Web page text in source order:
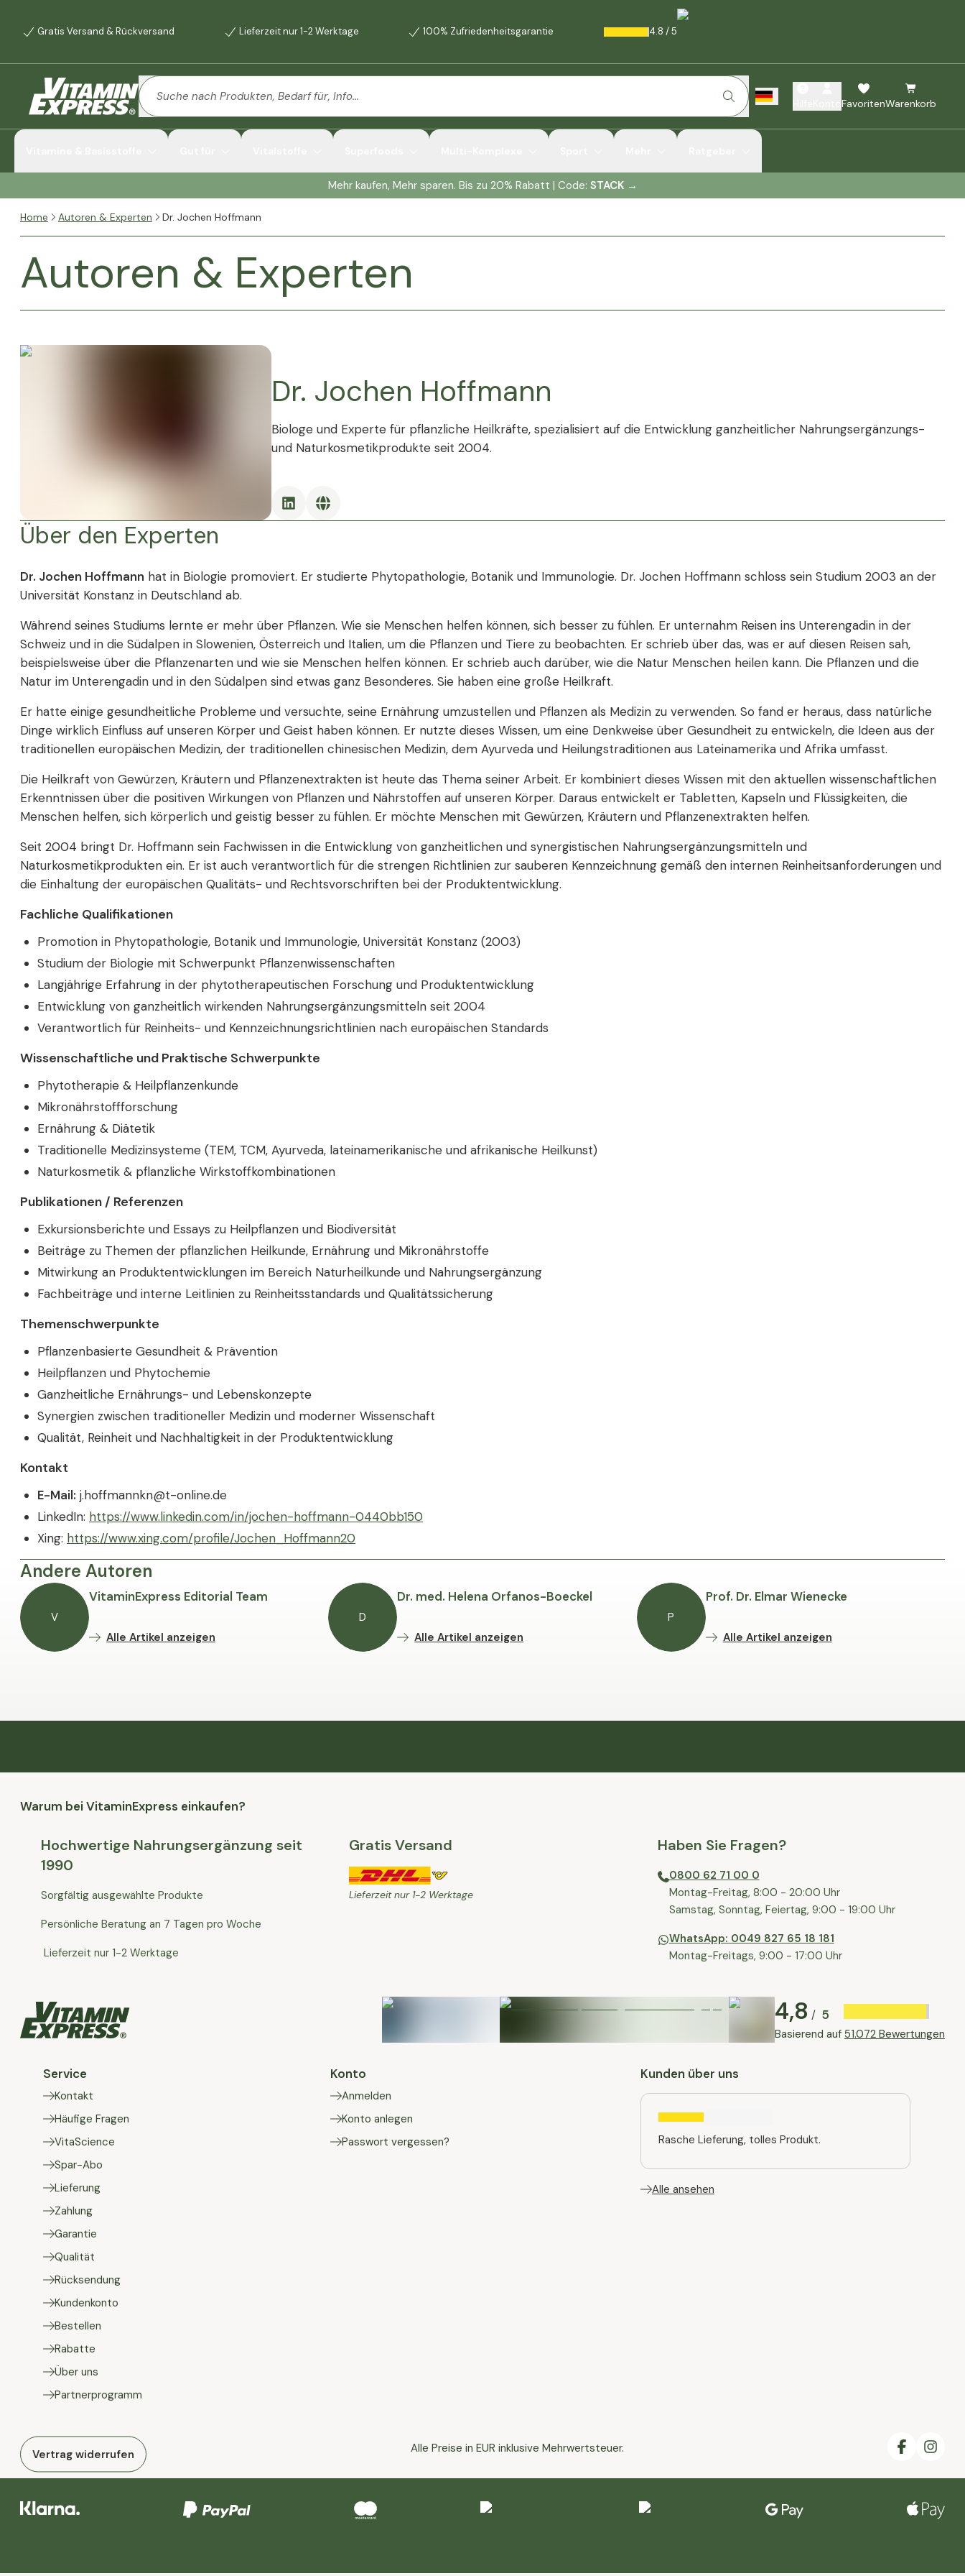
Gratis Versand & Rückversand Lieferzeit nur 1-2 Werktage 100% Zufriedenheitsgarantie 4.8 /5
FavoritenWarenkorb
Mehr kaufen, Mehr sparen. Bis zu 20% Rabatt | Code: STACK →
Home Autoren & Experten Dr. Jochen Hoffmann
Autoren & Experten
Dr. Jochen Hoffmann
Biologe und Experte für pflanzliche Heilkräfte, spezialisiert auf die Entwicklung ganzheitlicher Nahrungsergänzungs-
und Naturkosmetikprodukte seit 2004.
Über den Experten
Dr. Jochen Hoffmann hat in Biologie promoviert. Er studierte Phytopathologie, Botanik und Immunologie. Dr. Jochen Hoffmann schloss sein Studium 2003 an der
Universität Konstanz in Deutschland ab.
Während seines Studiums lernte er mehr über Pflanzen. Wie sie Menschen helfen können, sich besser zu fühlen. Er unternahm Reisen ins Unterengadin in der
Schweiz und in die Südalpen in Slowenien, Österreich und Italien, um die Pflanzen und Tiere zu beobachten. Er schrieb über das, was er auf diesen Reisen sah,
beispielsweise über die Pflanzenarten und wie sie Menschen helfen können. Er schrieb auch darüber, wie die Natur Menschen heilen kann. Die Pflanzen und die
Natur im Unterengadin und in den Südalpen sind etwas ganz Besonderes. Sie haben eine große Heilkraft.
Er hatte einige gesundheitliche Probleme und versuchte, seine Ernährung umzustellen und Pflanzen als Medizin zu verwenden. So fand er heraus, dass natürliche
Dinge wirklich Einfluss auf unseren Körper und Geist haben können. Er nutzte dieses Wissen, um eine Denkweise über Gesundheit zu entwickeln, die Ideen aus der
traditionellen europäischen Medizin, der traditionellen chinesischen Medizin, dem Ayurveda und Heilungstraditionen aus Lateinamerika und Afrika umfasst.
Die Heilkraft von Gewürzen, Kräutern und Pflanzenextrakten ist heute das Thema seiner Arbeit. Er kombiniert dieses Wissen mit den aktuellen wissenschaftlichen
Erkenntnissen über die positiven Wirkungen von Pflanzen und Nährstoffen auf unseren Körper. Daraus entwickelt er Tabletten, Kapseln und Flüssigkeiten, die
Menschen helfen, sich körperlich und geistig besser zu fühlen. Er möchte Menschen mit Gewürzen, Kräutern und Pflanzenextrakten helfen.
Seit 2004 bringt Dr. Hoffmann sein Fachwissen in die Entwicklung von ganzheitlichen und synergistischen Nahrungsergänzungsmitteln und
Naturkosmetikprodukten ein. Er ist auch verantwortlich für die strengen Richtlinien zur sauberen Kennzeichnung gemäß den internen Reinheitsanforderungen und
die Einhaltung der europäischen Qualitäts- und Rechtsvorschriften bei der Produktentwicklung.
Fachliche Qualifikationen
Promotion in Phytopathologie, Botanik und Immunologie, Universität Konstanz (2003)
Studium der Biologie mit Schwerpunkt Pflanzenwissenschaften
Langjährige Erfahrung in der phytotherapeutischen Forschung und Produktentwicklung
Entwicklung von ganzheitlich wirkenden Nahrungsergänzungsmitteln seit 2004
Verantwortlich für Reinheits- und Kennzeichnungsrichtlinien nach europäischen Standards
Wissenschaftliche und Praktische Schwerpunkte
Phytotherapie & Heilpflanzenkunde
Mikronährstoffforschung
Ernährung & Diätetik
Traditionelle Medizinsysteme (TEM, TCM, Ayurveda, lateinamerikanische und afrikanische Heilkunst)
Naturkosmetik & pflanzliche Wirkstoffkombinationen
Publikationen / Referenzen
Exkursionsberichte und Essays zu Heilpflanzen und Biodiversität
Beiträge zu Themen der pflanzlichen Heilkunde, Ernährung und Mikronährstoffe
Mitwirkung an Produktentwicklungen im Bereich Naturheilkunde und Nahrungsergänzung
Fachbeiträge und interne Leitlinien zu Reinheitsstandards und Qualitätssicherung
Themenschwerpunkte
Pflanzenbasierte Gesundheit & Prävention
Heilpflanzen und Phytochemie
Ganzheitliche Ernährungs- und Lebenskonzepte
Synergien zwischen traditioneller Medizin und moderner Wissenschaft
Qualität, Reinheit und Nachhaltigkeit in der Produktentwicklung
Kontakt
E-Mail: j.hoffmannkn@t-online.de
LinkedIn: https://www.linkedin.com/in/jochen-hoffmann-0440bb150
Xing: https://www.xing.com/profile/Jochen_Hoffmann20
Andere Autoren
V
VitaminExpress Editorial Team
Alle Artikel anzeigen
D
Dr. med. Helena Orfanos-Boeckel
Alle Artikel anzeigen
P
Prof. Dr. Elmar Wienecke
Alle Artikel anzeigen
Warum bei VitaminExpress einkaufen?
Hochwertige Nahrungsergänzung seit
1990
Sorgfältig ausgewählte Produkte
Persönliche Beratung an 7 Tagen pro Woche
Lieferzeit nur 1-2 Werktage
Gratis Versand
Lieferzeit nur 1-2 Werktage
Haben Sie Fragen?
0800 62 71 00 0
⁠⁠Montag-Freitag, 8:00 - 20:00 Uhr
⁠Samstag, Sonntag, Feiertag, 9:00 - 19:00 Uhr
WhatsApp: 0049 827 65 18 181
Montag-Freitags, 9:00 - 17:00 Uhr
4,8 / 5
Basierend auf 51.072 Bewertungen
Service
Kontakt
Häufige Fragen
VitaScience
Spar-Abo
Lieferung
Zahlung
Garantie
Qualität
Rücksendung
Kundenkonto
Bestellen
Rabatte
Über uns
Partnerprogramm
Konto
Anmelden
Konto anlegen
Passwort vergessen?
Kunden über uns
Rasche Lieferung, tolles Produkt.
Alle ansehen
Vertrag widerrufen Alle Preise in EUR inklusive Mehrwertsteuer.